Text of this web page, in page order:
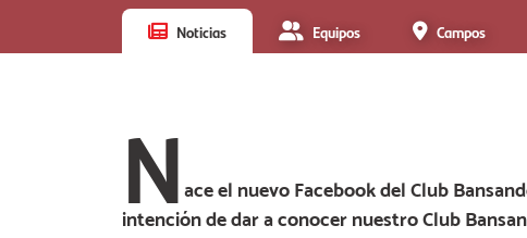
Noticias Equipos Campos
Nace el nuevo Facebook del Club
intención de dar a conocer nuestro Club